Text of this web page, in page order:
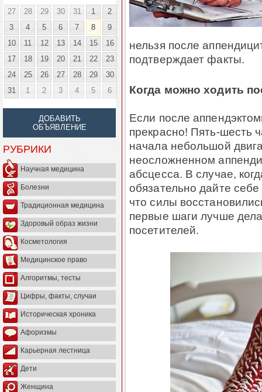
27
28 29 30 31 1
2
3
4 5 6 7 8
9
10
11 12 13 14 15
16
17
18 19 20 21 22
23
24
25 26 27 28 29
30
31
1 2 3 4 5 6
ДОБАВИТЬ
ОБЪЯВЛЕНИЕ
РУБРИКИ
Научная медицина
Болезни
Традиционная медицина
Здоровый образ жизни
Косметология
Медицинское право
Алгоритмы, тесты
Цифры, факты, случаи
Историческая хроника
Афоризмы
Карьерная лестница
Дети
Женщина
нельзя после
подтверждает факты.
Когда можно ходить
Если после
прекрасно! Пять-шесть
начала небольшой
неосложненном
абсцесса. В случае,
обязательно дайте себе
что силы
первые шаги лучше
посетителей.